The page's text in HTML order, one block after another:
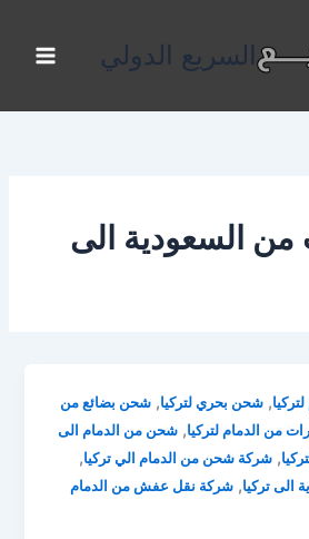
السريع الدولي
السعودية الى
,شحن بحري لتركيا,شحن بضائع من
من الدمام لتركيا,شحن من الدمام الى
,شركة شحن من الدمام الي تركيا,
تركيا,شركة نقل عفش من الدمام